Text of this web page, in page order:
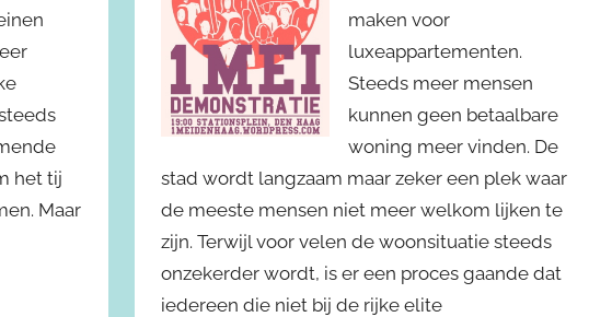
het tij
Maar
maken voor
luxeappartementen.
Steeds meer mensen
kunnen geen betaalbare
woning meer vinden. De
stad wordt langzaam maar zeker een plek waar
de meeste mensen niet meer welkom lijken te
zijn. Terwijl voor velen de woonsituatie steeds
onzekerder wordt, is er een proces gaande dat
iedereen die niet bij de rijke elite